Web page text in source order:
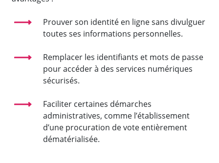
Prouver son identité en ligne sans divulguer
toutes ses informations personnelles.
Remplacer les identifiants et mots de passe
pour accéder à des services numériques
sécurisés.
Faciliter certaines démarches
administratives, comme l’établissement
d’une procuration de vote entièrement
dématérialisée.